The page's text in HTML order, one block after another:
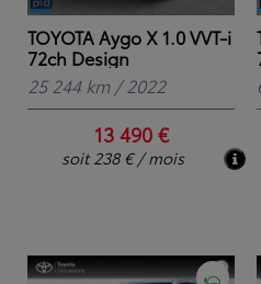
TOYOTA Aygo X 1.0 VVT-i
72ch Design
25 244 km / 2022
13 490 €
soit 238 € / mois